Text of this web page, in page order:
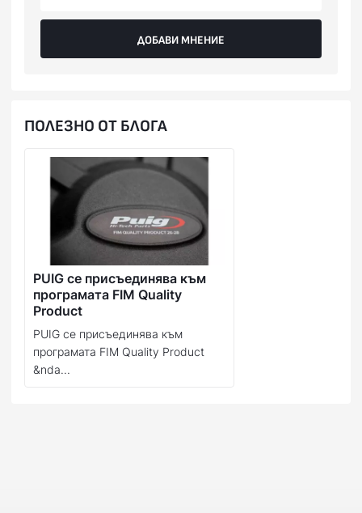
ДОБАВИ МНЕНИЕ
ПОЛЕЗНО ОТ БЛОГА
PUIG се присъединява към
програмата FIM Quality
Product
PUIG се присъединява към
програмата FIM Quality Product
&nda...